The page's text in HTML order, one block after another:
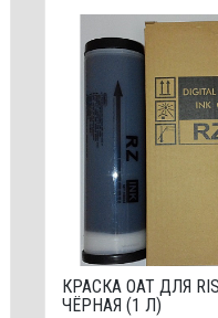
КРАСКА OAT ДЛЯ
ЧЁРНАЯ (1 Л)